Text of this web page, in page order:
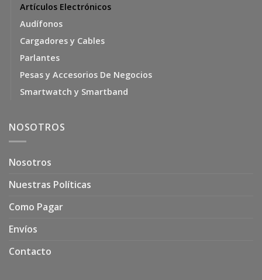
Artículos Electrónicos
Audífonos
Cargadores y Cables
Parlantes
Pesas y Accesorios De Negocios
Smartwatch y Smartband
NOSOTROS
Nosotros
Nuestras Políticas
Como Pagar
Envíos
Contacto